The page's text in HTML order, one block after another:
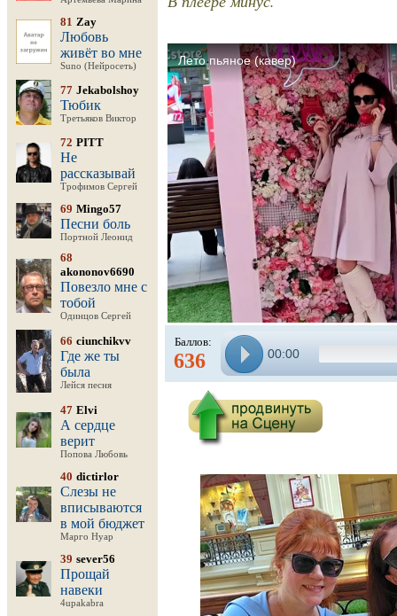
81 Zay
Любовь
живёт во мне
Suno (Нейросеть)
77 Jekabolshoy
Тюбик
Третьяков Виктор
72 PITT
Не
рассказывай
Трофимов Сергей
69 Mingo57
Песни боль
Портной Леонид
68
akononov6690
Повезло мне с
тобой
Одинцов Сергей
66 ciunchikvv
Где же ты
была
Лейся песня
47 Elvi
А сердце
верит
Попова Любовь
40 dictirlor
Слезы не
вписываются
в мой бюджет
Марго Нуар
39 sever56
Прощай
навеки
4upakabra
Баллов:
636 00:00